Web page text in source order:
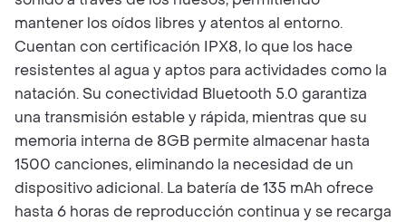
mantener los oídos libres y atentos al entorno.
Cuentan con certificación IPX8, lo que los hace
resistentes al agua y aptos para actividades como la
natación. Su conectividad Bluetooth 5.0 garantiza
una transmisión estable y rápida, mientras que su
memoria interna de 8GB permite almacenar hasta
1500 canciones, eliminando la necesidad de un
dispositivo adicional. La batería de 135 mAh ofrece
hasta 6 horas de reproducción continua y se recarga